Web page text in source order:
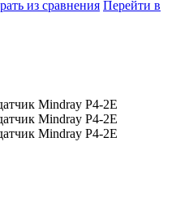
из сравнения Перейти в